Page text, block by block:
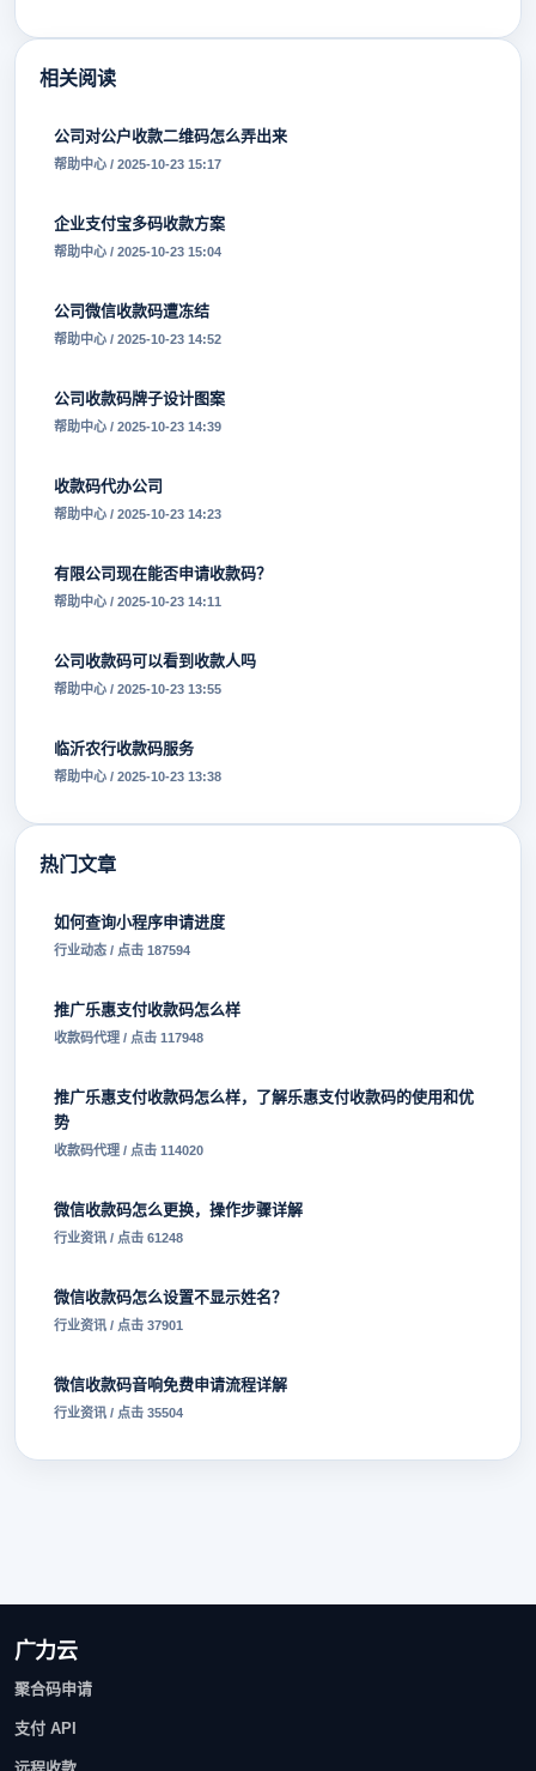
相关阅读
公司对公户收款二维码怎么弄出来
帮助中心 / 2025-10-23 15:17
企业支付宝多码收款方案
帮助中心 / 2025-10-23 15:04
公司微信收款码遭冻结
帮助中心 / 2025-10-23 14:52
公司收款码牌子设计图案
帮助中心 / 2025-10-23 14:39
收款码代办公司
帮助中心 / 2025-10-23 14:23
有限公司现在能否申请收款码？
帮助中心 / 2025-10-23 14:11
公司收款码可以看到收款人吗
帮助中心 / 2025-10-23 13:55
临沂农行收款码服务
帮助中心 / 2025-10-23 13:38
热门文章
如何查询小程序申请进度
行业动态 / 点击 187594
推广乐惠支付收款码怎么样
收款码代理 / 点击 117948
推广乐惠支付收款码怎么样，了解乐惠支付收款码的使用和优
势
收款码代理 / 点击 114020
微信收款码怎么更换，操作步骤详解
行业资讯 / 点击 61248
微信收款码怎么设置不显示姓名？
行业资讯 / 点击 37901
微信收款码音响免费申请流程详解
行业资讯 / 点击 35504
广力云
聚合码申请
支付 API